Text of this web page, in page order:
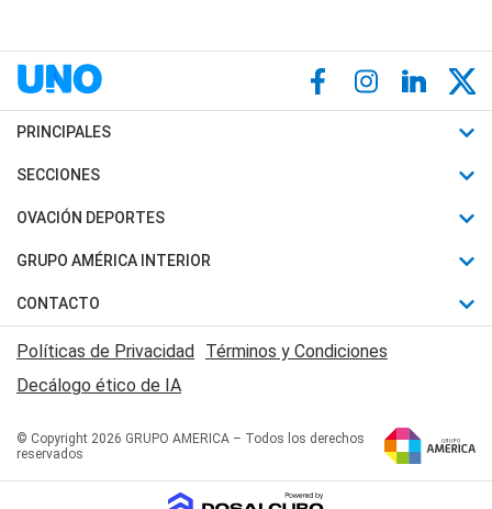
PRINCIPALES
Últimas Noticias
Política
Judiciales
Economia
SECCIONES
Horóscopo
Motores
Trucos caseros
Series y Películas
Edictos y Solicitadas
OVACIÓN DEPORTES
Fútbol
Mundial
Automovilismo
Rugby
Básquet
GRUPO AMÉRICA INTERIOR
Canal 7 en Vivo
San Juan 8
CONTACTO
Acerca de Nosotros
Contactanos
Políticas de Privacidad Términos y Condiciones
Decálogo ético de IA
© Copyright 2026 GRUPO AMERICA – Todos los derechos
reservados